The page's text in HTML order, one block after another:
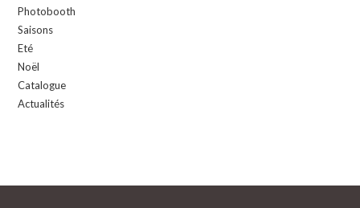
Photobooth
Saisons
Eté
Noël
Catalogue
Actualités